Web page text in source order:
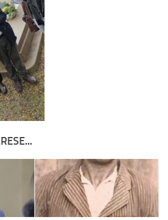
la represión en Talavera de la Reina (1937-
Toledo 1936-1947 | Buscador
abril de 1939 de Tembleque
IR
Agrupaciones y Militantes (1934-1939)
Navarra
Galicia
republicanismo